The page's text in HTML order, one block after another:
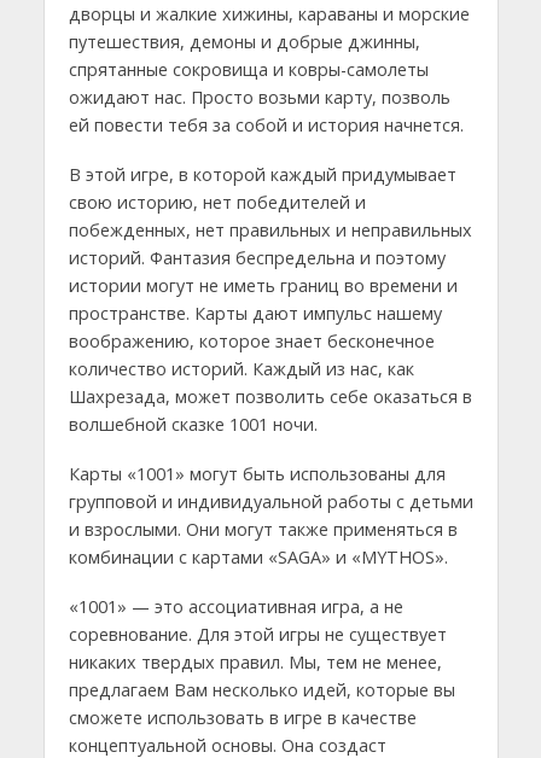
дворцы и жалкие хижины, караваны и морские
путешествия, демоны и добрые джинны,
спрятанные сокровища и ковры-самолеты
ожидают нас. Просто возьми карту, позволь
ей повести тебя за собой и история начнется.
В этой игре, в которой каждый придумывает
свою историю, нет победителей и
побежденных, нет правильных и неправильных
историй. Фантазия беспредельна и поэтому
истории могут не иметь границ во времени и
пространстве. Карты дают импульс нашему
воображению, которое знает бесконечное
количество историй. Каждый из нас, как
Шахрезада, может позволить себе оказаться в
волшебной сказке 1001 ночи.
Карты «1001» могут быть использованы для
групповой и индивидуальной работы с детьми
и взрослыми. Они могут также применяться в
комбинации с картами «SAGA» и «MYTHOS».
«1001» — это ассоциативная игра, а не
соревнование. Для этой игры не существует
никаких твердых правил. Мы, тем не менее,
предлагаем Вам несколько идей, которые вы
сможете использовать в игре в качестве
концептуальной основы. Она создаст